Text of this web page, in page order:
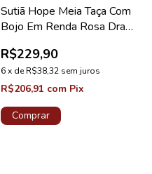
Sutiã Hope Meia Taça Com
Bojo Em Renda Rosa Drama
R$229,90
6x deR$38,32 sem juros
R$206,91 com Pix
Comprar